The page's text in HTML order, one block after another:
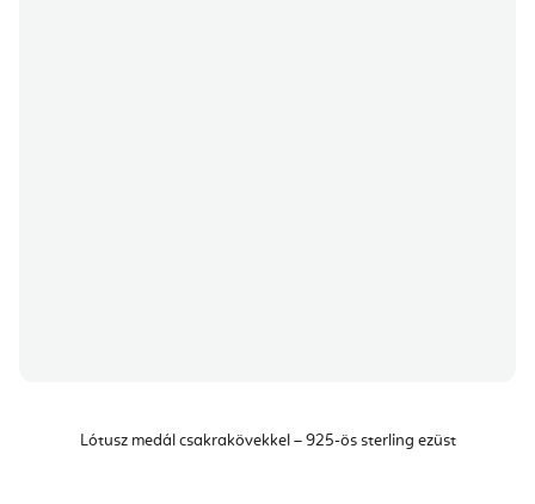
Lótusz medál csakrakövekkel – 925-ös sterling ezüst